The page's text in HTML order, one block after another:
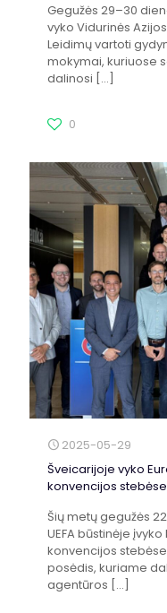
Gegužės 29–30
vyko Vidurinės
Leidimų vartoti
mokymai, kuriuose
dalinosi […]
0
2025-05-29
Šveicarijoje vyko
konvencijos
Šių metų gegužės
UEFA būstinėje
konvencijos
posėdis, kuriame
agentūros […]